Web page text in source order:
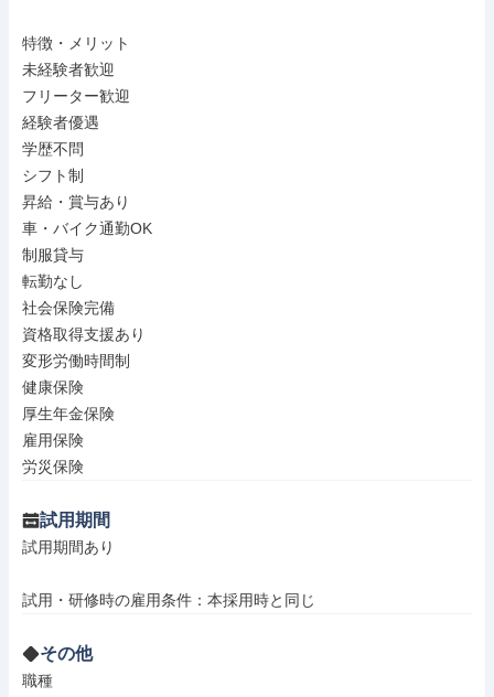
特徴・メリット
未経験者歓迎
フリーター歓迎
経験者優遇
学歴不問
シフト制
昇給・賞与あり
車・バイク通勤OK
制服貸与
転勤なし
社会保険完備
資格取得支援あり
変形労働時間制
健康保険
厚生年金保険
雇用保険
労災保険
試用期間
試用期間あり
試用・研修時の雇用条件：本採用時と同じ
その他
職種